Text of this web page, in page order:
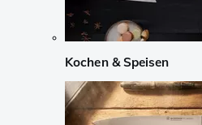
Kochen & Speisen